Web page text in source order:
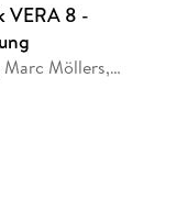
VERA 8 -
Möllers,